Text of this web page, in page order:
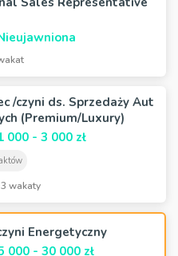
/czyni ds. Sprzedaży Aut
(Premium/Luxury)
000 - 3 000 zł
3 wakaty
Energetyczny
000 - 30 000 zł